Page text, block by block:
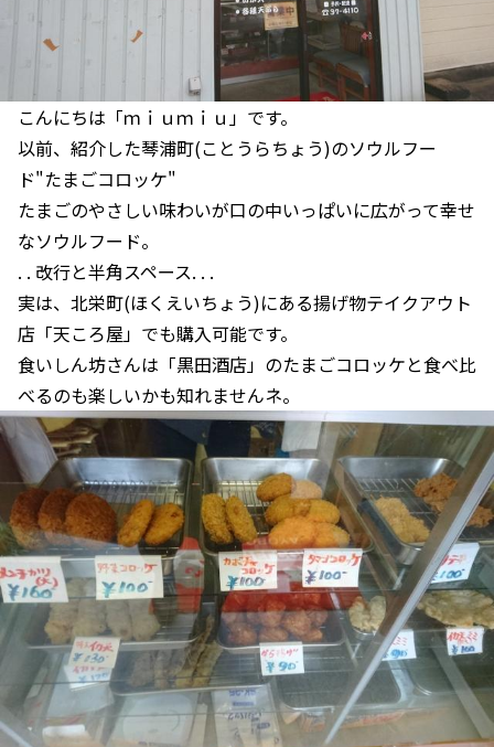
こんにちは「ｍｉｕｍｉｕ」です。
以前、紹介した琴浦町(ことうらちょう)のソウルフー
ド"たまごコロッケ"
たまごのやさしい味わいが口の中いっぱいに広がって幸せ
なソウルフード。
. . 改行と半角スペース. . .
実は、北栄町(ほくえいちょう)にある揚げ物テイクアウト
店「天ころ屋」でも購入可能です。
食いしん坊さんは「黒田酒店」のたまごコロッケと食べ比
べるのも楽しいかも知れませんネ。